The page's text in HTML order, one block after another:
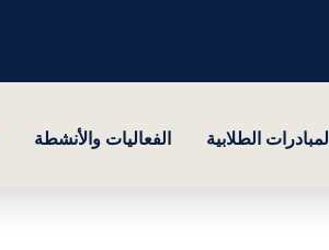
المبادرات الطلابية الفعاليات والأنشطة